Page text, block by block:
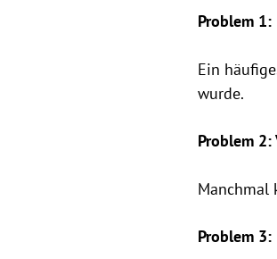
Problem
Ein
wurde.
Problem
Manchmal
Problem